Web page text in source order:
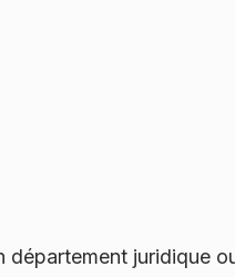
juridique